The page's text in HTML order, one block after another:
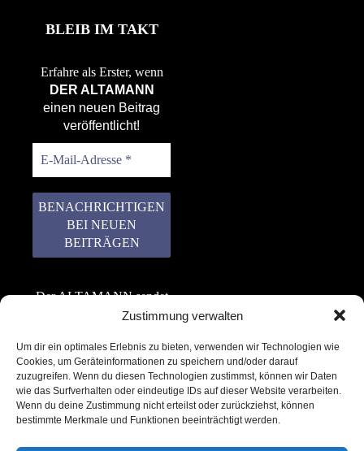
Zustimmung verwalten
Um dir ein optimales Erlebnis zu bieten, verwenden wir Technologien wie
Cookies, um Geräteinformationen zu speichern und/oder darauf
zuzugreifen. Wenn du diesen Technologien zustimmst, können wir Daten
wie das Surfverhalten oder eindeutige IDs auf dieser Website verarbeiten.
Wenn du deine Zustimmung nicht erteilst oder zurückziehst, können
bestimmte Merkmale und Funktionen beeinträchtigt werden.
BLEIB IM TAKT
Erfahre als Erster, wenn
DER ALTAMANN
einen neuen Beitrag
veröffentlicht!
Der ALTAMANN sendet
keinen Spam! Er gibt
weiter. Erfahre mehr in
unserer
Datenschutzerklärung.